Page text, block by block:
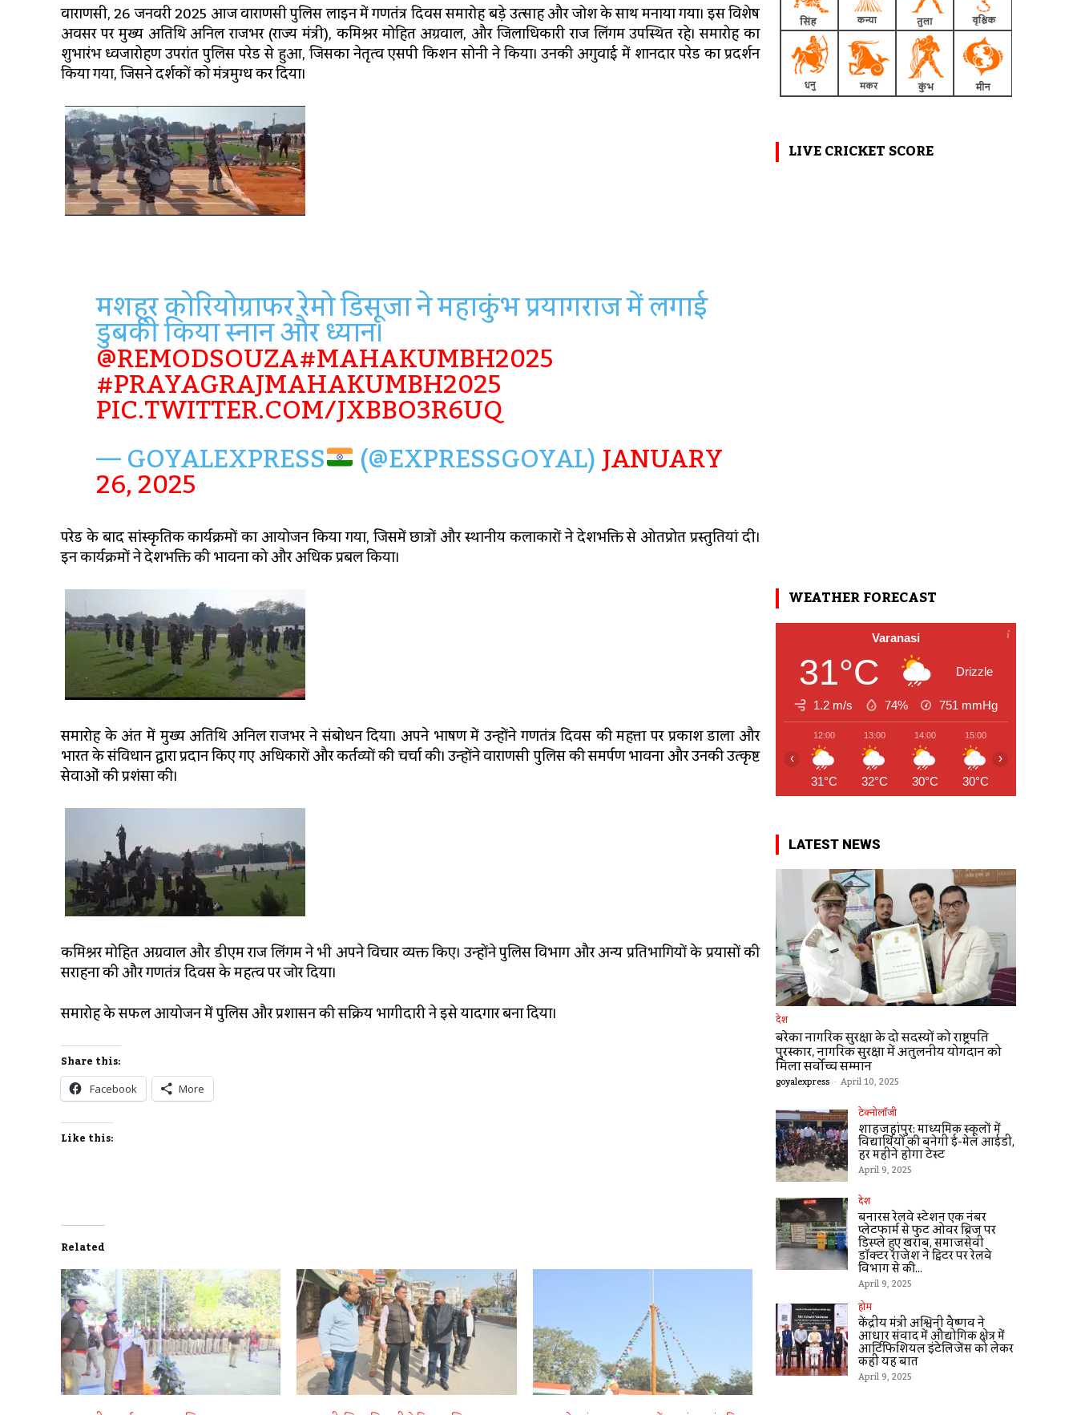
वाराणसी, 26 जनवरी 2025 आज वाराणसी पुलिस लाइन में गणतंत्र दिवस समारोह बड़े उत्साह और जोश के साथ मनाया गया। इस विशेष
अवसर पर मुख्य अतिथि अनिल राजभर (राज्य मंत्री), कमिश्नर मोहित अग्रवाल, और जिलाधिकारी राज लिंगम उपस्थित रहे। समारोह का
शुभारंभ ध्वजारोहण उपरांत पुलिस परेड से हुआ, जिसका नेतृत्व एसपी किशन सोनी ने किया। उनकी अगुवाई में शानदार परेड का प्रदर्शन
किया गया, जिसने दर्शकों को मंत्रमुग्ध कर दिया।
मशहूर कोरियोग्राफर रेमो डिसूजा ने महाकुंभ प्रयागराज में लगाई
डुबकी किया स्नान और ध्यान।
@REMODSOUZA#MAHAKUMBH2025
#PRAYAGRAJMAHAKUMBH2025
PIC.TWITTER.COM/JXBBO3R6UQ
— GOYALEXPRESS
(@EXPRESSGOYAL)JANUARY
26, 2025
परेड के बाद सांस्कृतिक कार्यक्रमों का आयोजन किया गया, जिसमें छात्रों और स्थानीय कलाकारों ने देशभक्ति से ओतप्रोत प्रस्तुतियां दीं।
इन कार्यक्रमों ने देशभक्ति की भावना को और अधिक प्रबल किया।
समारोह के अंत में मुख्य अतिथि अनिल राजभर ने संबोधन दिया। अपने भाषण में उन्होंने गणतंत्र दिवस की महत्ता पर प्रकाश डाला और
भारत के संविधान द्वारा प्रदान किए गए अधिकारों और कर्तव्यों की चर्चा की। उन्होंने वाराणसी पुलिस की समर्पण भावना और उनकी उत्कृष्ट
सेवाओं की प्रशंसा की।
कमिश्नर मोहित अग्रवाल और डीएम राज लिंगम ने भी अपने विचार व्यक्त किए। उन्होंने पुलिस विभाग और अन्य प्रतिभागियों के प्रयासों की
सराहना की और गणतंत्र दिवस के महत्व पर जोर दिया।
समारोह के सफल आयोजन में पुलिस और प्रशासन की सक्रिय भागीदारी ने इसे यादगार बना दिया।
Share this:
Facebook More
Like this:
Related
LIVE CRICKET SCORE
WEATHER FORECAST
Varanasi
31°C Drizzle
1.2 m/s 74% 751 mmHg
12:00
31°C
13:00
32°C
14:00
30°C
15:00
30°C
‹ ›
LATEST NEWS
देश
बरेका नागरिक सुरक्षा के दो सदस्यों को राष्ट्रपति
पुरस्कार, नागरिक सुरक्षा में अतुलनीय योगदान को
मिला सर्वोच्च सम्मान
goyalexpress - April 10, 2025
टेक्नोलॉजी
शाहजहांपुर: माध्यमिक स्कूलाें में
विद्यार्थियों की बनेगी ई-मेल आईडी,
हर महीने होगा टेस्ट
April 9, 2025
देश
बनारस रेलवे स्टेशन एक नंबर
प्लेटफार्म से फुट ओवर ब्रिज पर
डिस्प्ले हुए खराब, समाजसेवी
डॉक्टर राजेश ने ट्विटर पर रेलवे
विभाग से की...
April 9, 2025
होम
केंद्रीय मंत्री अश्विनी वैष्णव ने
आधार संवाद में औद्योगिक क्षेत्र में
आर्टिफिशियल इंटेलिजेंस को लेकर
कहीं यह बात
April 9, 2025